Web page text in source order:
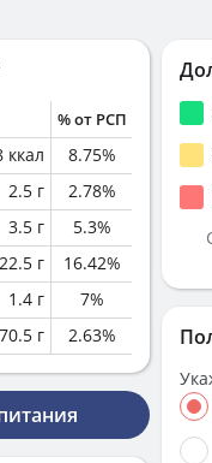
% от РСП
ккал 8.75%
2.5 г 2.78%
3.5 г 5.3%
22.5 г 16.42%
1.4 г 7%
70.5 г 2.63%